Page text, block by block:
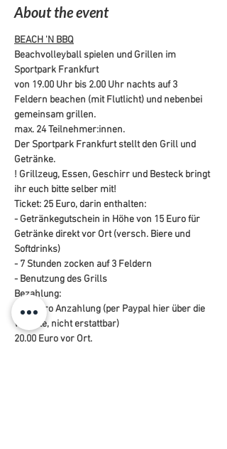
About the event
BEACH 'N BBQ
Beachvolleyball spielen und Grillen im
Sportpark Frankfurt
von 19.00 Uhr bis 2.00 Uhr nachts auf 3
Feldern beachen (mit Flutlicht) und nebenbei
gemeinsam grillen.
max. 24 Teilnehmer:innen.
Der Sportpark Frankfurt stellt den Grill und
Getränke.
! Grillzeug, Essen, Geschirr und Besteck bringt
ihr euch bitte selber mit!
Ticket: 25 Euro, darin enthalten:
- Getränkegutschein in Höhe von 15 Euro für
Getränke direkt vor Ort (versch. Biere und
Softdrinks)
- 7 Stunden zocken auf 3 Feldern
- Benutzung des Grills
Bezahlung:
5,00 Euro Anzahlung (per Paypal hier über die
Website, nicht erstattbar)
20,00 Euro vor Ort.